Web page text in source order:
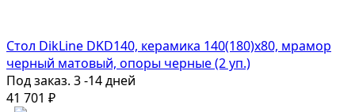
Стол DikLine DKD140, керамика 140(180)х80, мрамор
черный матовый, опоры черные (2 уп.)
Под заказ. 3 -14 дней
41 701 ₽